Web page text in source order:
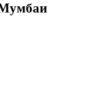
Мумбаи